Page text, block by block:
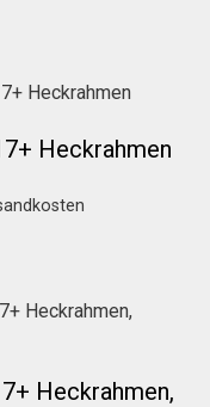
Heckrahmen
Heckrahmen,